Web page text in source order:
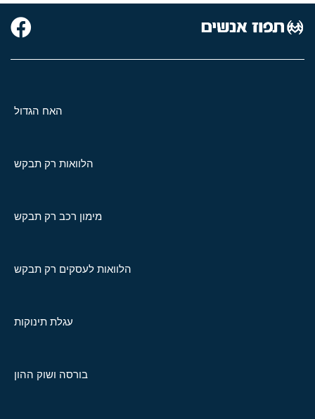
האח הגדול
הלוואות רק תבקש
מימון רכב רק תבקש
הלוואות לעסקים רק תבקש
עגלת תינוקות
בורסה ושוק ההון